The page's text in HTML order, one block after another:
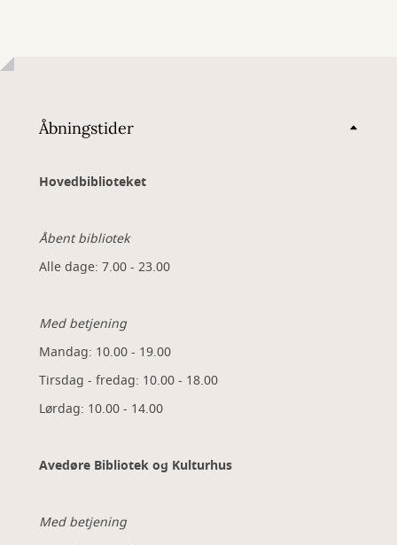
Åbningstider
Hovedbiblioteket
Åbent bibliotek
Alle dage: 7.00 - 23.00
Med betjening
Mandag: 10.00 - 19.00
Tirsdag - fredag: 10.00 - 18.00
Lørdag: 10.00 - 14.00
Avedøre Bibliotek og Kulturhus
Med betjening